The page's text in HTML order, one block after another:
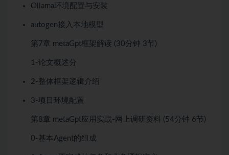
Ollama环境配置与安装
autogen接入本地模型
第7章 metaGpt框架解读 (30分钟 3节)
1-论文概述分
2-整体框架逻辑介绍
3-项目环境配置
第8章 metaGpt应用实战-网上调研资料 (54分钟 6节)
0-基本Agent的组成